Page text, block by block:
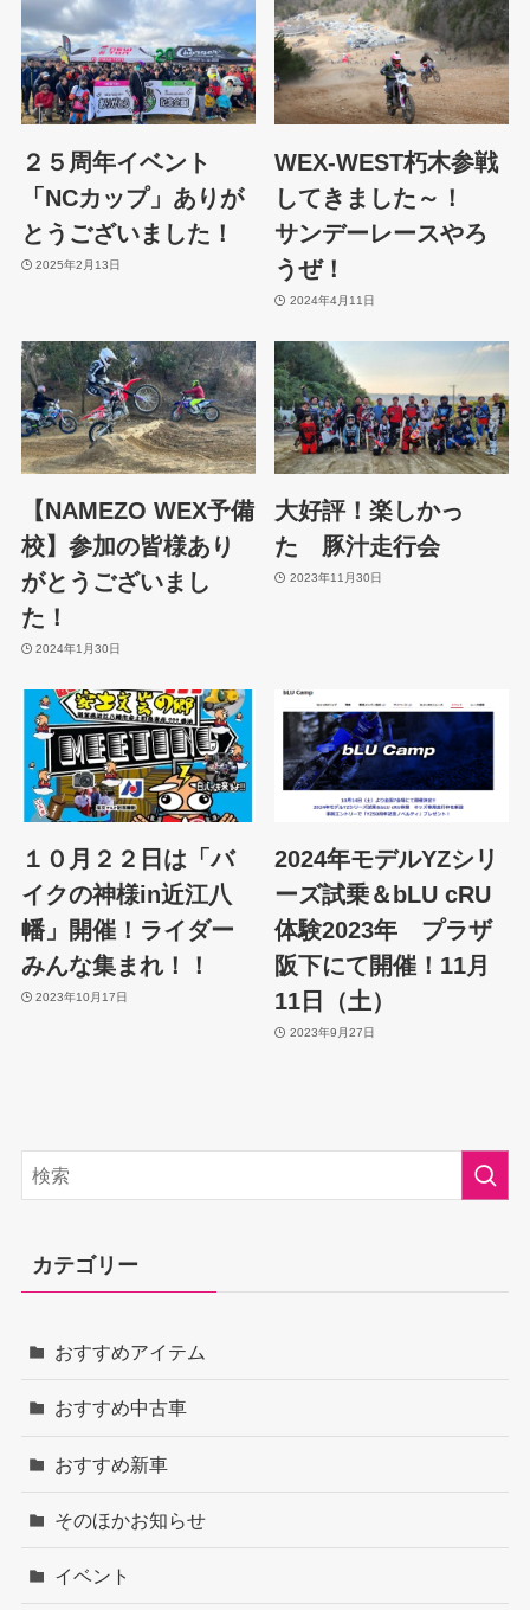
２５周年イベント
「NCカップ」ありが
とうございました！
2025年2月13日
WEX-WEST朽木参戦
してきました～！
サンデーレースやろ
うぜ！
2024年4月11日
【NAMEZO WEX予備
校】参加の皆様あり
がとうございまし
た！
2024年1月30日
大好評！楽しかっ
た 豚汁走行会
2023年11月30日
１０月２２日は「バ
イクの神様in近江八
幡」開催！ライダー
みんな集まれ！！
2023年10月17日
2024年モデルYZシリ
ーズ試乗＆bLU cRU
体験2023年 プラザ
阪下にて開催！11月
11日（土）
2023年9月27日
カテゴリー
おすすめアイテム
おすすめ中古車
おすすめ新車
そのほかお知らせ
イベント